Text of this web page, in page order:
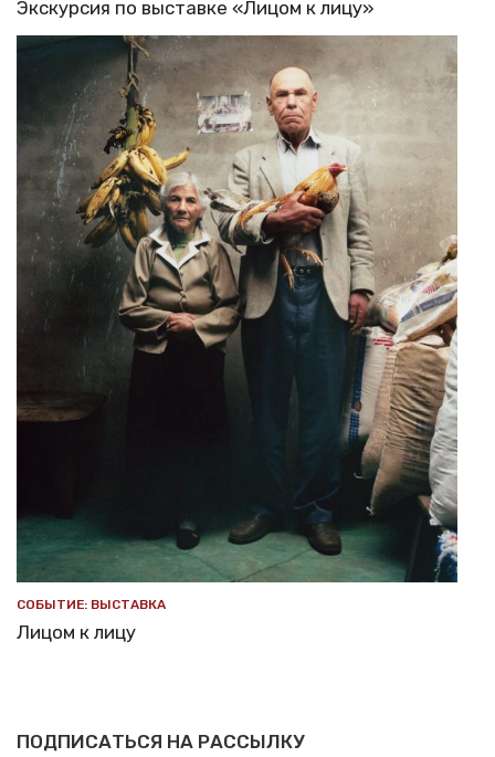
Экскурсия по выставке «Лицом к лицу»
СОБЫТИЕ: ВЫСТАВКА
Лицом к лицу
ПОДПИСАТЬСЯ НА РАССЫЛКУ